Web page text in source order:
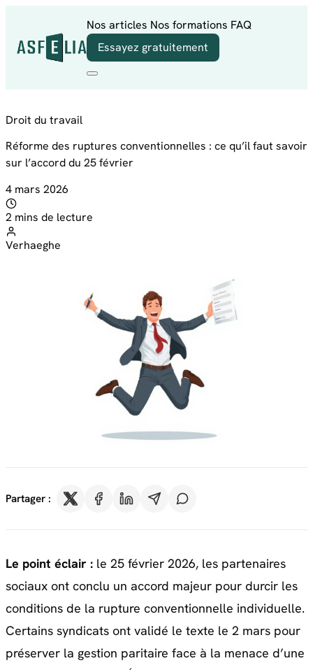
Nos articles Nos formations FAQ
Essayez gratuitement
Droit du travail
Réforme des ruptures conventionnelles : ce qu’il faut savoir
sur l’accord du 25 février
4 mars 2026
2 mins de lecture
Verhaeghe
Partager :
Le point éclair : le 25 février 2026, les partenaires
sociaux ont conclu un accord majeur pour durcir les
conditions de la rupture conventionnelle individuelle.
Certains syndicats ont validé le texte le 2 mars pour
préserver la gestion paritaire face à la menace d’une